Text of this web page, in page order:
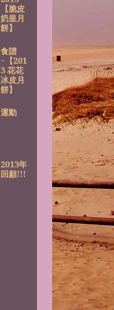
【脆皮
奶皇月
餅】
食譜
~【201
3 花花
冰皮月
餅】
運動
2013年
回顧!!!